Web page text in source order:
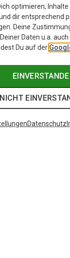
optimieren, Inhalte
dir entsprechend
Deine
Daten u.a. auch
Du auf der
NICHT
Datenschutz